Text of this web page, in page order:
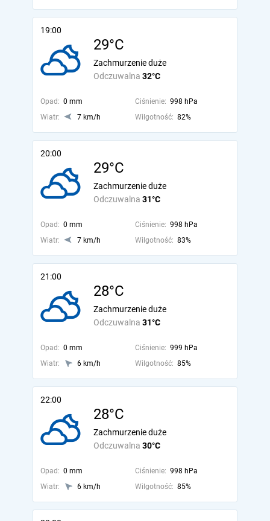
19:00
29°C
Odczuwalna 32°C
Zachmurzenie duże
Opad: 0 mm Ciśnienie: 998 hPa
Wiatr:
7 km/h Wilgotność: 82%
20:00
29°C
Odczuwalna 31°C
Zachmurzenie duże
Opad: 0 mm Ciśnienie: 998 hPa
Wiatr:
7 km/h Wilgotność: 83%
21:00
28°C
Odczuwalna 31°C
Zachmurzenie duże
Opad: 0 mm Ciśnienie: 999 hPa
Wiatr:
6 km/h Wilgotność: 85%
22:00
28°C
Odczuwalna 30°C
Zachmurzenie duże
Opad: 0 mm Ciśnienie: 998 hPa
Wiatr:
6 km/h Wilgotność: 85%